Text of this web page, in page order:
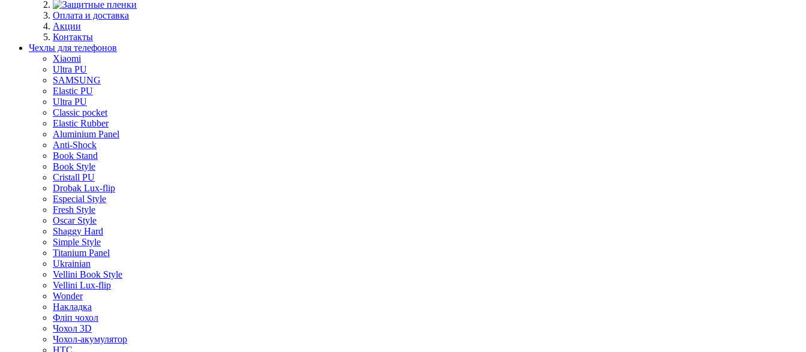
Оплата и доставка
Акции
Контакты
Чехлы для телефонов
Xiaomi
Ultra PU
SAMSUNG
Elastic PU
Ultra PU
Classic pocket
Elastic Rubber
Aluminium Panel
Anti-Shock
Book Stand
Book Style
Cristall PU
Drobak Lux-flip
Especial Style
Fresh Style
Oscar Style
Shaggy Hard
Simple Style
Titanium Panel
Ukrainian
Vellini Book Style
Vellini Lux-flip
Wonder
Накладка
Фліп чохол
Чохол 3D
Чохол-акумулятор